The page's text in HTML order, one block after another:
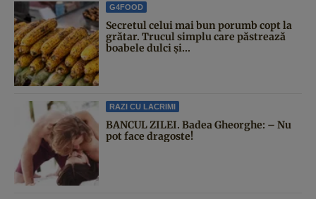
G4FOOD
Secretul celui mai bun porumb copt la
grătar. Trucul simplu care păstrează
boabele dulci și...
RAZI CU LACRIMI
BANCUL ZILEI. Badea Gheorghe: – Nu
pot face dragoste!